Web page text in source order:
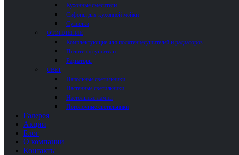
Кухонные смесители
Сифоны для кухонной мойки
Сушилки
ОТОПЛЕНИЕ
Комплектующие для полотенцесушителей и радиаторов
Полотенцесушители
Радиаторы
СВЕТ
Напольные светильники
Настенные светильники
Настольные лампы
Потолочные светильники
Галерея
Акции
Блог
О компании
Контакты